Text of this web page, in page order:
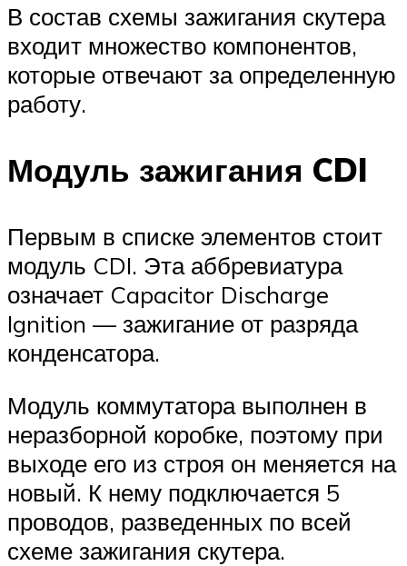
В состав схемы зажигания скутера
входит множество компонентов,
которые отвечают за определенную
работу.
Модуль зажигания CDI
Первым в списке элементов стоит
модуль CDI. Эта аббревиатура
означает Capacitor Discharge
Ignition — зажигание от разряда
конденсатора.
Модуль коммутатора выполнен в
неразборной коробке, поэтому при
выходе его из строя он меняется на
новый. К нему подключается 5
проводов, разведенных по всей
схеме зажигания скутера.